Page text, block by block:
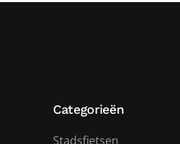
Categorieën
Stadsfietsen